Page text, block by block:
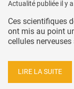
Actualité publiée il y a
Ces scientifiques
ont mis au point
cellules nerveuses
LIRE LA SUITE